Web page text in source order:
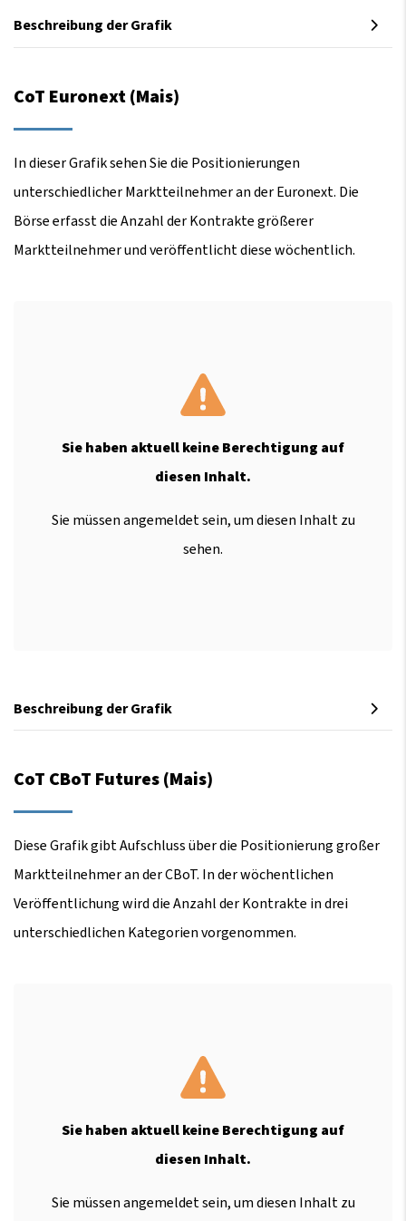
Beschreibung der Grafik
CoT Euronext (Mais)
In dieser Grafik sehen Sie die Positionierungen
unterschiedlicher Marktteilnehmer an der Euronext. Die
Börse erfasst die Anzahl der Kontrakte größerer
Marktteilnehmer und veröffentlicht diese wöchentlich.
Sie haben aktuell keine Berechtigung auf
diesen Inhalt.
Sie müssen angemeldet sein, um diesen Inhalt zu
sehen.
Beschreibung der Grafik
CoT CBoT Futures (Mais)
Diese Grafik gibt Aufschluss über die Positionierung großer
Marktteilnehmer an der CBoT. In der wöchentlichen
Veröffentlichung wird die Anzahl der Kontrakte in drei
unterschiedlichen Kategorien vorgenommen.
Sie haben aktuell keine Berechtigung auf
diesen Inhalt.
Sie müssen angemeldet sein, um diesen Inhalt zu